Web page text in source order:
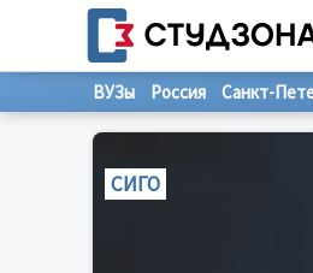
ВУЗы Россия Санкт-
СИГО